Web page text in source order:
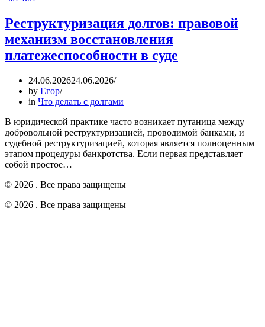
Реструктуризация долгов: правовой
механизм восстановления
платежеспособности в суде
24.06.202624.06.2026
by Егор
in Что делать с долгами
В юридической практике часто возникает путаница между
добровольной реструктуризацией, проводимой банками, и
судебной реструктуризацией, которая является полноценным
этапом процедуры банкротства. Если первая представляет
собой простое…
© 2026 . Все права защищены
© 2026 . Все права защищены